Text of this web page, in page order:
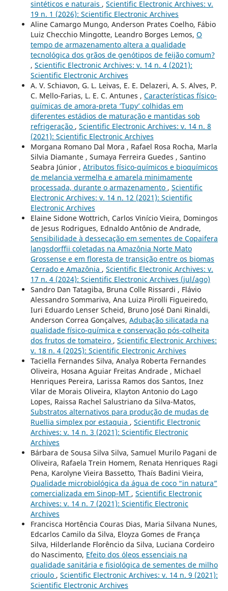
sintéticos e naturais , Scientific Electronic Archives: v.
19 n. 1 (2026): Scientific Electronic Archives
Aline Camargo Mungo, Anderson Prates Coelho, Fábio
Luiz Checchio Mingotte, Leandro Borges Lemos, O
tempo de armazenamento altera a qualidade
tecnológica dos grãos de genótipos de feijão comum?
, Scientific Electronic Archives: v. 14 n. 4 (2021):
Scientific Electronic Archives
A. V. Schiavon, G. L. Leivas, E. E. Delazeri, A. S. Alves, P.
C. Mello-Farias, L. E. C. Antunes , Características físico-
químicas de amora-preta ‘Tupy’ colhidas em
diferentes estádios de maturação e mantidas sob
refrigeração , Scientific Electronic Archives: v. 14 n. 8
(2021): Scientific Electronic Archives
Morgana Romano Dal Mora , Rafael Rosa Rocha, Marla
Silvia Diamante , Sumaya Ferreira Guedes , Santino
Seabra Júnior , Atributos físico-químicos e bioquímicos
de melancia vermelha e amarela minimamente
processada, durante o armazenamento , Scientific
Electronic Archives: v. 14 n. 12 (2021): Scientific
Electronic Archives
Elaine Sidone Wottrich, Carlos Vinício Vieira, Domingos
de Jesus Rodrigues, Ednaldo Antônio de Andrade,
Sensibilidade à dessecação em sementes de Copaifera
langsdorffii coletadas na Amazônia Norte Mato
Grossense e em floresta de transição entre os biomas
Cerrado e Amazônia , Scientific Electronic Archives: v.
17 n. 4 (2024): Scientific Electronic Archives (jul/ago)
Sandro Dan Tatagiba, Bruna Colle Rissardi , Flávio
Alessandro Sommariva, Ana Luiza Pirolli Figueiredo,
Iuri Eduardo Lenser Scheid, Bruno José Dani Rinaldi,
Anderson Correa Gonçalves, Adubação silicatada na
qualidade físico-química e conservação pós-colheita
dos frutos de tomateiro , Scientific Electronic Archives:
v. 18 n. 4 (2025): Scientific Electronic Archives
Taciella Fernandes Silva, Analya Roberta Fernandes
Oliveira, Hosana Aguiar Freitas Andrade , Michael
Henriques Pereira, Larissa Ramos dos Santos, Inez
Vilar de Morais Oliveira, Klayton Antonio do Lago
Lopes, Raissa Rachel Salustriano da Silva-Matos,
Substratos alternativos para produção de mudas de
Ruellia simplex por estaquia , Scientific Electronic
Archives: v. 14 n. 3 (2021): Scientific Electronic
Archives
Bárbara de Sousa Silva Silva, Samuel Murilo Pagani de
Oliveira, Rafaela Trein Homem, Renata Henriques Ragi
Pena, Karolyne Vieira Bassetto, Thaís Badini Vieira,
Qualidade microbiológica da água de coco “in natura”
comercializada em Sinop-MT , Scientific Electronic
Archives: v. 14 n. 7 (2021): Scientific Electronic
Archives
Francisca Hortência Couras Dias, Maria Silvana Nunes,
Edcarlos Camilo da Silva, Eloyza Gomes de França
Silva, Hilderlande Florêncio da Silva, Luciana Cordeiro
do Nascimento, Efeito dos óleos essenciais na
qualidade sanitária e fisiológica de sementes de milho
crioulo , Scientific Electronic Archives: v. 14 n. 9 (2021):
Scientific Electronic Archives